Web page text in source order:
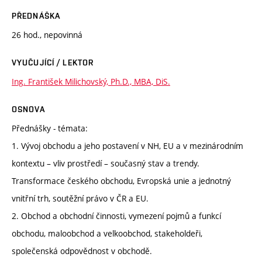
PŘEDNÁŠKA
26 hod., nepovinná
VYUČUJÍCÍ / LEKTOR
Ing. František Milichovský, Ph.D., MBA, DiS.
OSNOVA
Přednášky - témata:
1. Vývoj obchodu a jeho postavení v NH, EU a v mezinárodním
kontextu – vliv prostředí – současný stav a trendy.
Transformace českého obchodu, Evropská unie a jednotný
vnitřní trh, soutěžní právo v ČR a EU.
2. Obchod a obchodní činnosti, vymezení pojmů a funkcí
obchodu, maloobchod a velkoobchod, stakeholdeři,
společenská odpovědnost v obchodě.